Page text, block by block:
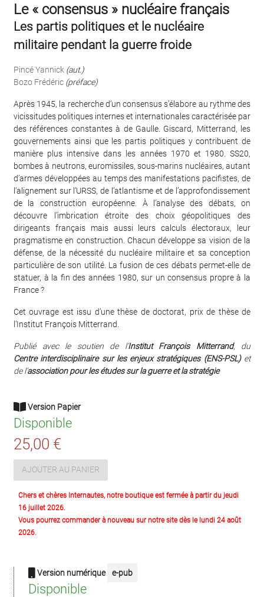
Le « consensus » nucléaire français
Les partis politiques et le nucléaire
militaire pendant la guerre froide
Pincé Yannick (aut.)
Bozo Frédéric (préface)
Après 1945, la recherche d’un consensus s’élabore au rythme des
vicissitudes politiques internes et internationales caractérisée par
des références constantes à de Gaulle. Giscard, Mitterrand, les
gouvernements ainsi que les partis politiques y contribuent de
manière plus intensive dans les années 1970 et 1980. SS20,
bombes à neutrons, euromissiles, sous-marins nucléaires, autant
d’armes développées au temps des manifestations pacifistes, de
l’alignement sur l’URSS, de l’atlantisme et de l’approfondissement
de la construction européenne. À l’analyse des débats, on
découvre l’imbrication étroite des choix géopolitiques des
dirigeants français mais aussi leurs calculs électoraux, leur
pragmatisme en construction. Chacun développe sa vision de la
défense, de la nécessité du nucléaire militaire et sa conception
particulière de son utilité. La fusion de ces débats permet-elle de
statuer, à la fin des années 1980, sur un consensus propre à la
France ?
Cet ouvrage est issu d’une thèse de doctorat, prix de thèse de
l’Institut François Mitterrand.
Publié avec le soutien de l’Institut François Mitterrand, du
Centre interdisciplinaire sur les enjeux stratégiques (ENS-PSL)et
de l’association pour les études sur la guerre et la stratégie
Version Papier
Disponible
25,00 €
AJOUTER AU PANIER
Chers et chères Internautes, notre boutique est fermée à partir du jeudi
16 juillet 2026.
Vous pourrez commander à nouveau sur notre site dès le lundi 24 août
2026.
Version numérique e-pub
Disponible